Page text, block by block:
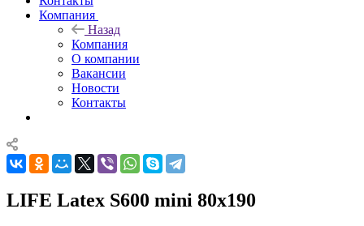
Компания
Назад
Компания
О компании
Вакансии
Новости
Контакты
LIFE Latex S600 mini 80x190